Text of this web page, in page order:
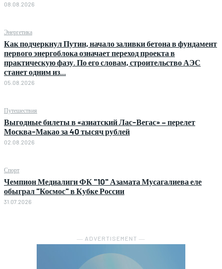
08.08.2026
Энергетика
Как подчеркнул Путин, начало заливки бетона в фундамент
первого энергоблока означает переход проекта в
практическую фазу. По его словам, строительство АЭС
станет одним из...
05.08.2026
Путешествия
Выгодные билеты в «азиатский Лас-Вегас» – перелет
Москва-Макао за 40 тысяч рублей
02.08.2026
Спорт
Чемпион Медиалиги ФК "10" Азамата Мусагалиева еле
обыграл "Космос" в Кубке России
31.07.2026
― ADVERTISEMENT ―